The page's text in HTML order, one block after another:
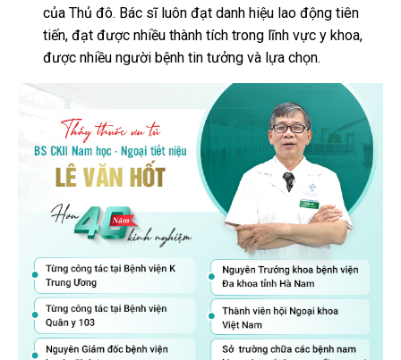
của Thủ đô. Bác sĩ luôn đạt danh hiệu lao động tiên
tiến, đạt được nhiều thành tích trong lĩnh vực y khoa,
được nhiều người bệnh tin tưởng và lựa chọn.